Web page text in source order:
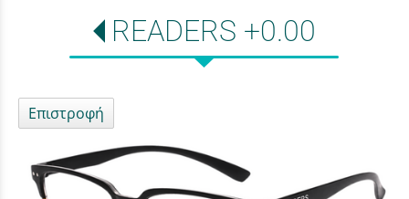
READERS +0.00
Επιστροφή